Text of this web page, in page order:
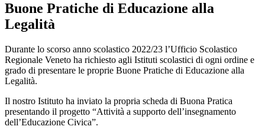
Buone Pratiche di Educazione alla
Legalità
Durante lo scorso anno scolastico 2022/23 l’Ufficio Scolastico
Regionale Veneto ha richiesto agli Istituti scolastici di ogni ordine e
grado di presentare le proprie Buone Pratiche di Educazione alla
Legalità.
Il nostro Istituto ha inviato la propria scheda di Buona Pratica
presentando il progetto “Attività a supporto dell’insegnamento
dell’Educazione Civica”.